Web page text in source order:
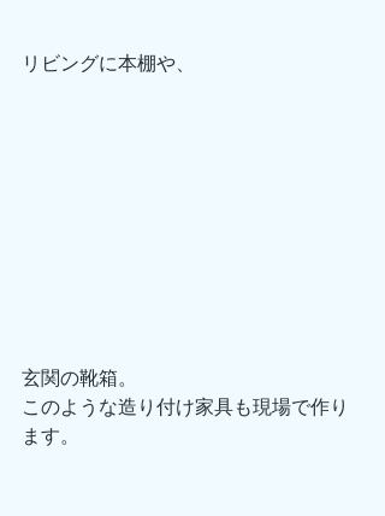
リビングに本棚や、
玄関の靴箱。
このような造り付け家具も現場で作り
ます。